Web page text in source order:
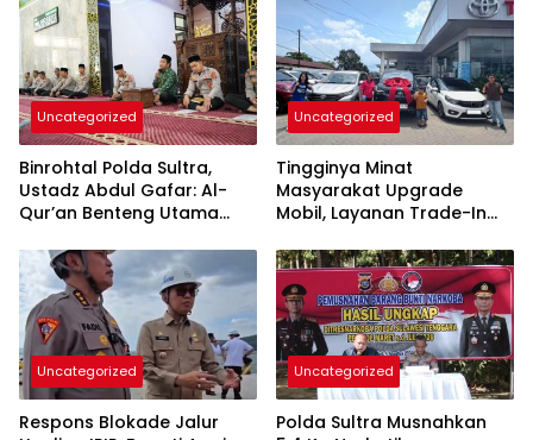
Uncategorized
Binrohtal Polda Sultra,
Ustadz Abdul Gafar: Al-
Qur’an Benteng Utama
Penyimpangan Sosial
Uncategorized
Tingginya Minat
Masyarakat Upgrade
Mobil, Layanan Trade-In
Permintaan
Uncategorized
Respons Blokade Jalur
Uncategorized
Polda Sultra Musnahkan